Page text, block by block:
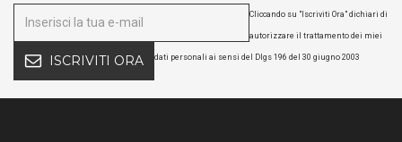
ISCRIVITI ORA
Cliccando su "Iscriviti Ora" dichiari di
autorizzare il trattamento dei miei
dati personali ai sensi del Dlgs 196 del 30 giugno 2003